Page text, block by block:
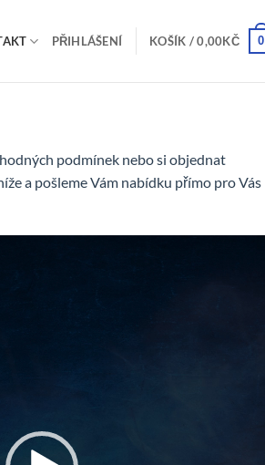
PŘIHLÁŠENÍ KOŠÍK /0,00KČ 0
podmínek nebo si objednat
a pošleme Vám nabídku přímo pro Vás